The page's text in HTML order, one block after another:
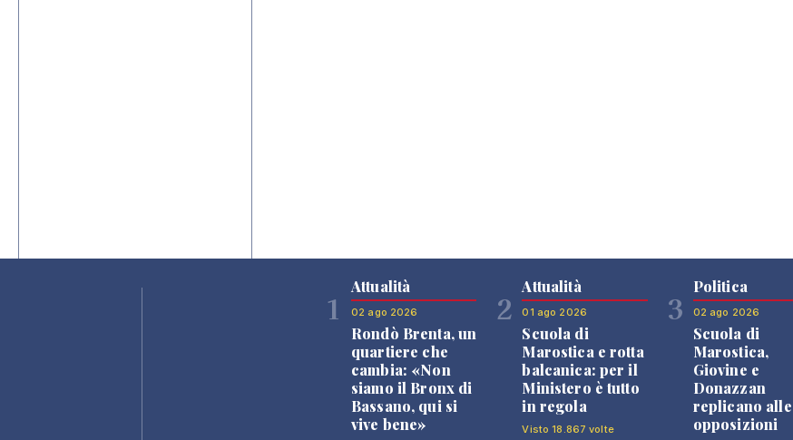
1
Attualità
02 ago 2026
Rondò Brenta, un
quartiere che
cambia: «Non
siamo il Bronx di
Bassano, qui si
vive bene»
2
Attualità
01 ago 2026
Scuola di
Marostica e rotta
balcanica: per il
Ministero è tutto
in regola
Visto 18.867 volte
3
Politica
02 ago 2026
Scuola di
Marostica,
Giovine e
Donazzan
replicano alle
opposizioni